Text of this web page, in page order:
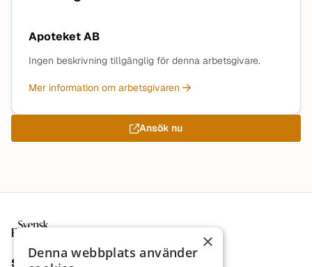
Apoteket AB
Ingen beskrivning tillgänglig för denna arbetsgivare.
Mer information om arbetsgivaren
Ansök nu
Sajt
×
Denna webbplats använder